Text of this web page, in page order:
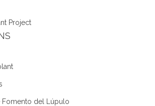
Project
Fomento del Lúpulo